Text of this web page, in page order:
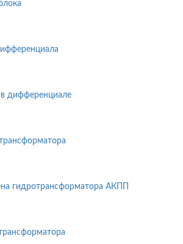
дифференциале
гидротрансформатора АКПП